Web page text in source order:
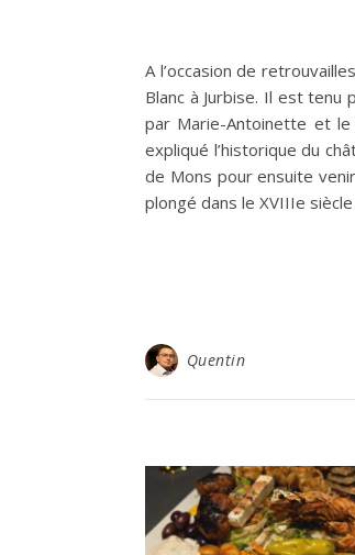
A l’occasion de
Blanc à Jurbise. Il est
par Marie-Antoinette et le
expliqué l’historique du
de Mons pour ensuite
plongé dans le XVIIIe
Quentin